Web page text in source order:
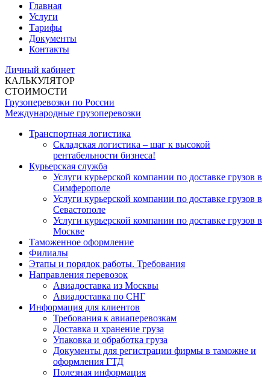
Главная
Услуги
Тарифы
Документы
Контакты
Личный кабинет
КАЛЬКУЛЯТОР
СТОИМОСТИ
Грузоперевозки по России
Международные грузоперевозки
Транспортная логистика
Складская логистика – шаг к высокой
рентабельности бизнеса!
Курьерская служба
Услуги курьерской компании по доставке грузов в
Симферополе
Услуги курьерской компании по доставке грузов в
Севастополе
Услуги курьерской компании по доставке грузов в
Москве
Таможенное оформление
Филиалы
Этапы и порядок работы. Требования
Направления перевозок
Авиадоставка из Москвы
Авиадоставка по СНГ
Информация для клиентов
Требования к авиаперевозкам
Доставка и хранение груза
Упаковка и обработка груза
Документы для регистрации фирмы в таможне и
оформления ГТД
Полезная информация